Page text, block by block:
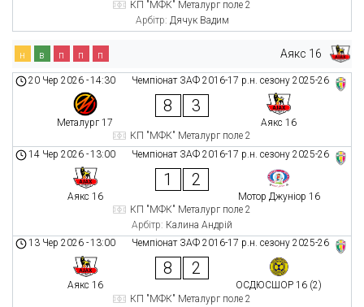
КП "МФК" Металург поле 2
Арбітр: Дячук Вадим
Аякс 16
н в п п п
Чемпіонат ЗАФ 2016-17 р.н. сезону 2025-26
20 Чер 2026 -14:30
Металург 17
8 3
Аякс 16
КП "МФК" Металург поле 2
Чемпіонат ЗАФ 2016-17 р.н. сезону 2025-26
14 Чер 2026 -13:00
Аякс 16
1 2
Мотор Джуніор 16
КП "МФК" Металург поле 2
Арбітр: Калина Андрій
Чемпіонат ЗАФ 2016-17 р.н. сезону 2025-26
13 Чер 2026 -13:00
Аякс 16
8 2
ОСДЮСШОР 16 (2)
КП "МФК" Металург поле 2